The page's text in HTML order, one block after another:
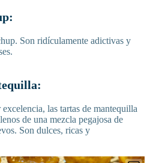
Son ridículamente adictivas y
las tartas de mantequilla
de una mezcla pegajosa de
Son dulces, ricas y